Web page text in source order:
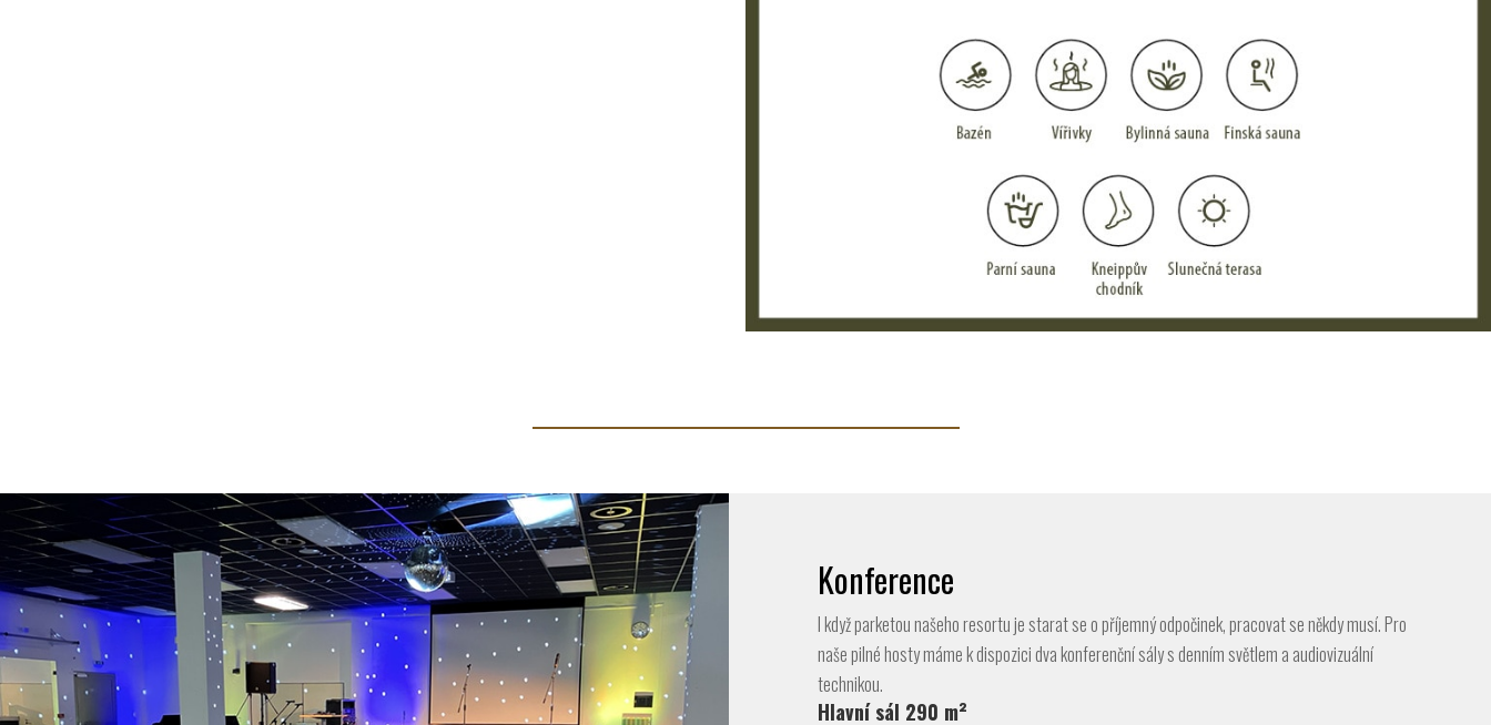
Konference
I když parketou našeho resortu je starat se o příjemný odpočinek, pracovat se někdy musí. Pro
naše pilné hosty máme k dispozici dva konferenční sály s denním světlem a audiovizuální
technikou.
Hlavní sál 290 m²